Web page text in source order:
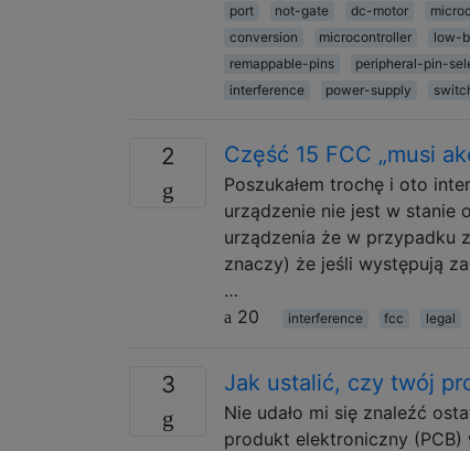
port
not-gate dc-motor
conversion
microcontroller low-
remappable-pins
peripheral-pin-
interference
power-supply
2 Część 15 FCC „musi
Poszukałem trochę i oto
urządzenie nie jest w stanie
urządzenia że w przypadku
znaczy) że jeśli występują
…
20
interference fcc legal
3 Jak ustalić, czy twój
Nie udało mi się znaleźć
produkt elektroniczny (PCB)